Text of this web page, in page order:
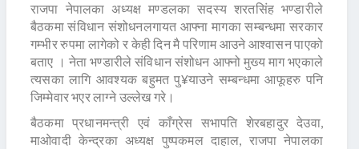
राजपा नेपालका अध्यक्ष मण्डलका सदस्य शरतसिंह भण्डारीले
बैठकमा संविधान संशोधनलगायत आफ्ना मागका सम्बन्धमा सरकार
गम्भीर रुपमा लागेको र केही दिन मै परिणाम आउने आश्वासन पाएको
बताए । नेता भण्डारीले संविधान संशोधन आफ्नो मुख्य माग भएकाले
त्यसका लागि आवश्यक बहुमत पु¥याउने सम्बन्धमा आफूहरु पनि
जिम्मेवार भएर लाग्ने उल्लेख गरे।
बैठकमा प्रधानमन्त्री एवं काँग्रेस सभापति शेरबहादुर देउवा,
माओवादी केन्द्रका अध्यक्ष पुष्पकमल दाहाल, राजपा नेपालका